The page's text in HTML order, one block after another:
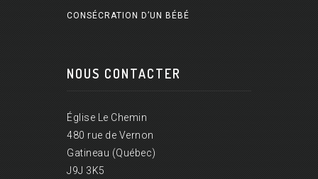
CONSÉCRATION D’UN BÉBÉ
NOUS CONTACTER
Église Le Chemin
480 rue de Vernon
Gatineau (Québec)
J9J 3K5